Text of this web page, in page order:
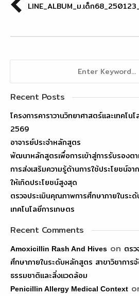
LINE_ALBUM_ม.เด็ก
Recent Posts
โครงการคาราวานวิทยาศาสตร์และเทคโน
2569
อาจารย์ประจำหลักสูตร
พัฒนาหลักสูตรเพื่อการเข้าสู่การรับรองต
การส่งเสริมความรู้ด้านการใช้ประโยชน์จ
ให้เกิดประโยชน์สูงสุด
ตรวจประเมินคุณภาพการศึกษาภายในระ
เทคโนโลยีการเกษตร
Recent Comments
Amoxicillin Rash And Hives on ตร
ศึกษาภายในระดับหลักสูตร สาขาวิชาการ
ธรรมชาติและสิ่งแวดล้อม
Penicillin Allergy Medical Context